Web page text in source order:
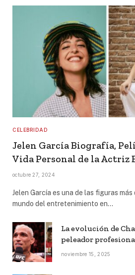
CELEBRIDAD
Jelen García Biografía,
Vida Personal de la Actriz
octubre 27, 2024
Jelen García es una de las figuras
mundo del entretenimiento en…
La evolución de
peleador
noviembre 15, 2025